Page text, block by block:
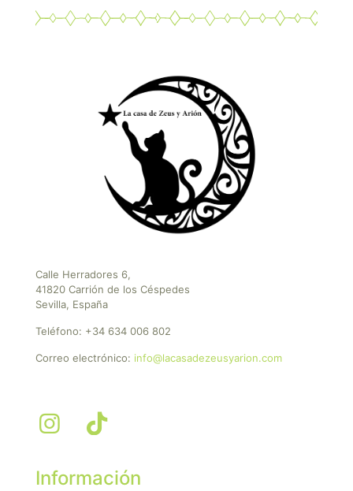
Calle Herradores 6,
41820 Carrión de los Céspedes
Sevilla, España
Teléfono: +34 634 006 802
Correo electrónico: info@lacasadezeusyarion.com
Información